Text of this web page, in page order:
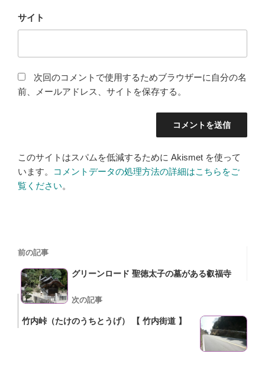
サイト
次回のコメントで使用するためブラウザーに自分の名
前、メールアドレス、サイトを保存する。
このサイトはスパムを低減するために Akismet を使って
います。
コメントデータの処理方法の詳細はこちらをご
覧ください。
投
稿
ナ
ビ
ゲ
過
去
の
投
前の記事
グリーンロード 聖徳太子の墓がある叡福寺
次
次の記事
竹内峠（たけのうちとうげ） 【 竹内街道 】